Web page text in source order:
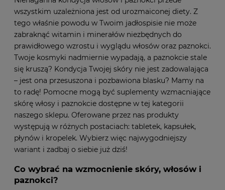
wszystkim uzależniona jest od urozmaiconej diety. Z
tego właśnie powodu w Twoim jadłospisie nie może
zabraknąć witamin i minerałów niezbędnych do
prawidłowego wzrostu i wyglądu włosów oraz paznokci.
Twoje kosmyki nadmiernie wypadają, a paznokcie stale
się kruszą? Kondycja Twojej skóry nie jest zadowalająca
– jest ona przesuszona i pozbawiona blasku? Mamy na
to radę! Pomocne mogą być suplementy wzmacniające
skórę włosy i paznokcie dostępne w tej kategorii
naszego sklepu. Oferowane przez nas produkty
występują w różnych postaciach: tabletek, kapsułek,
płynów i kropelek. Wybierz więc najwygodniejszy
wariant i zadbaj o siebie już dziś!
Co wybrać na wzmocnienie skóry, włosów i
paznokci?